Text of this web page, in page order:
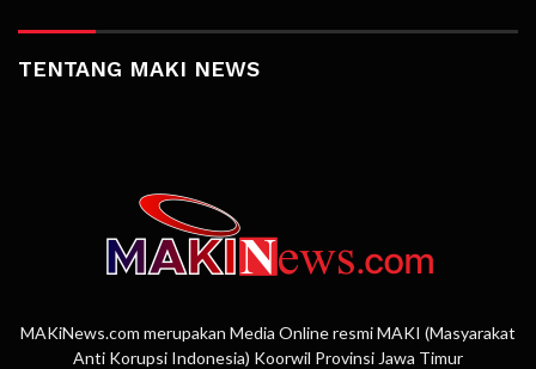
TENTANG MAKI NEWS
MAKiNews.com merupakan Media Online resmi MAKI (Masyarakat
Anti Korupsi Indonesia) Koorwil Provinsi Jawa Timur